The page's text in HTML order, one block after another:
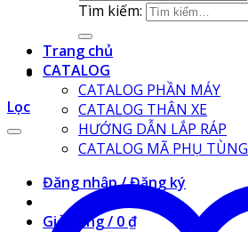
Tìm kiếm:
Trang chủ
CATALOG
CATALOG PHẦN MÁY
CATALOG THÂN XE
HƯỚNG DẪN LẮP RÁP
CATALOG MÃ PHỤ TÙNG
Đăng nhập / Đăng ký
Giỏ hàng / 0₫
Lọc